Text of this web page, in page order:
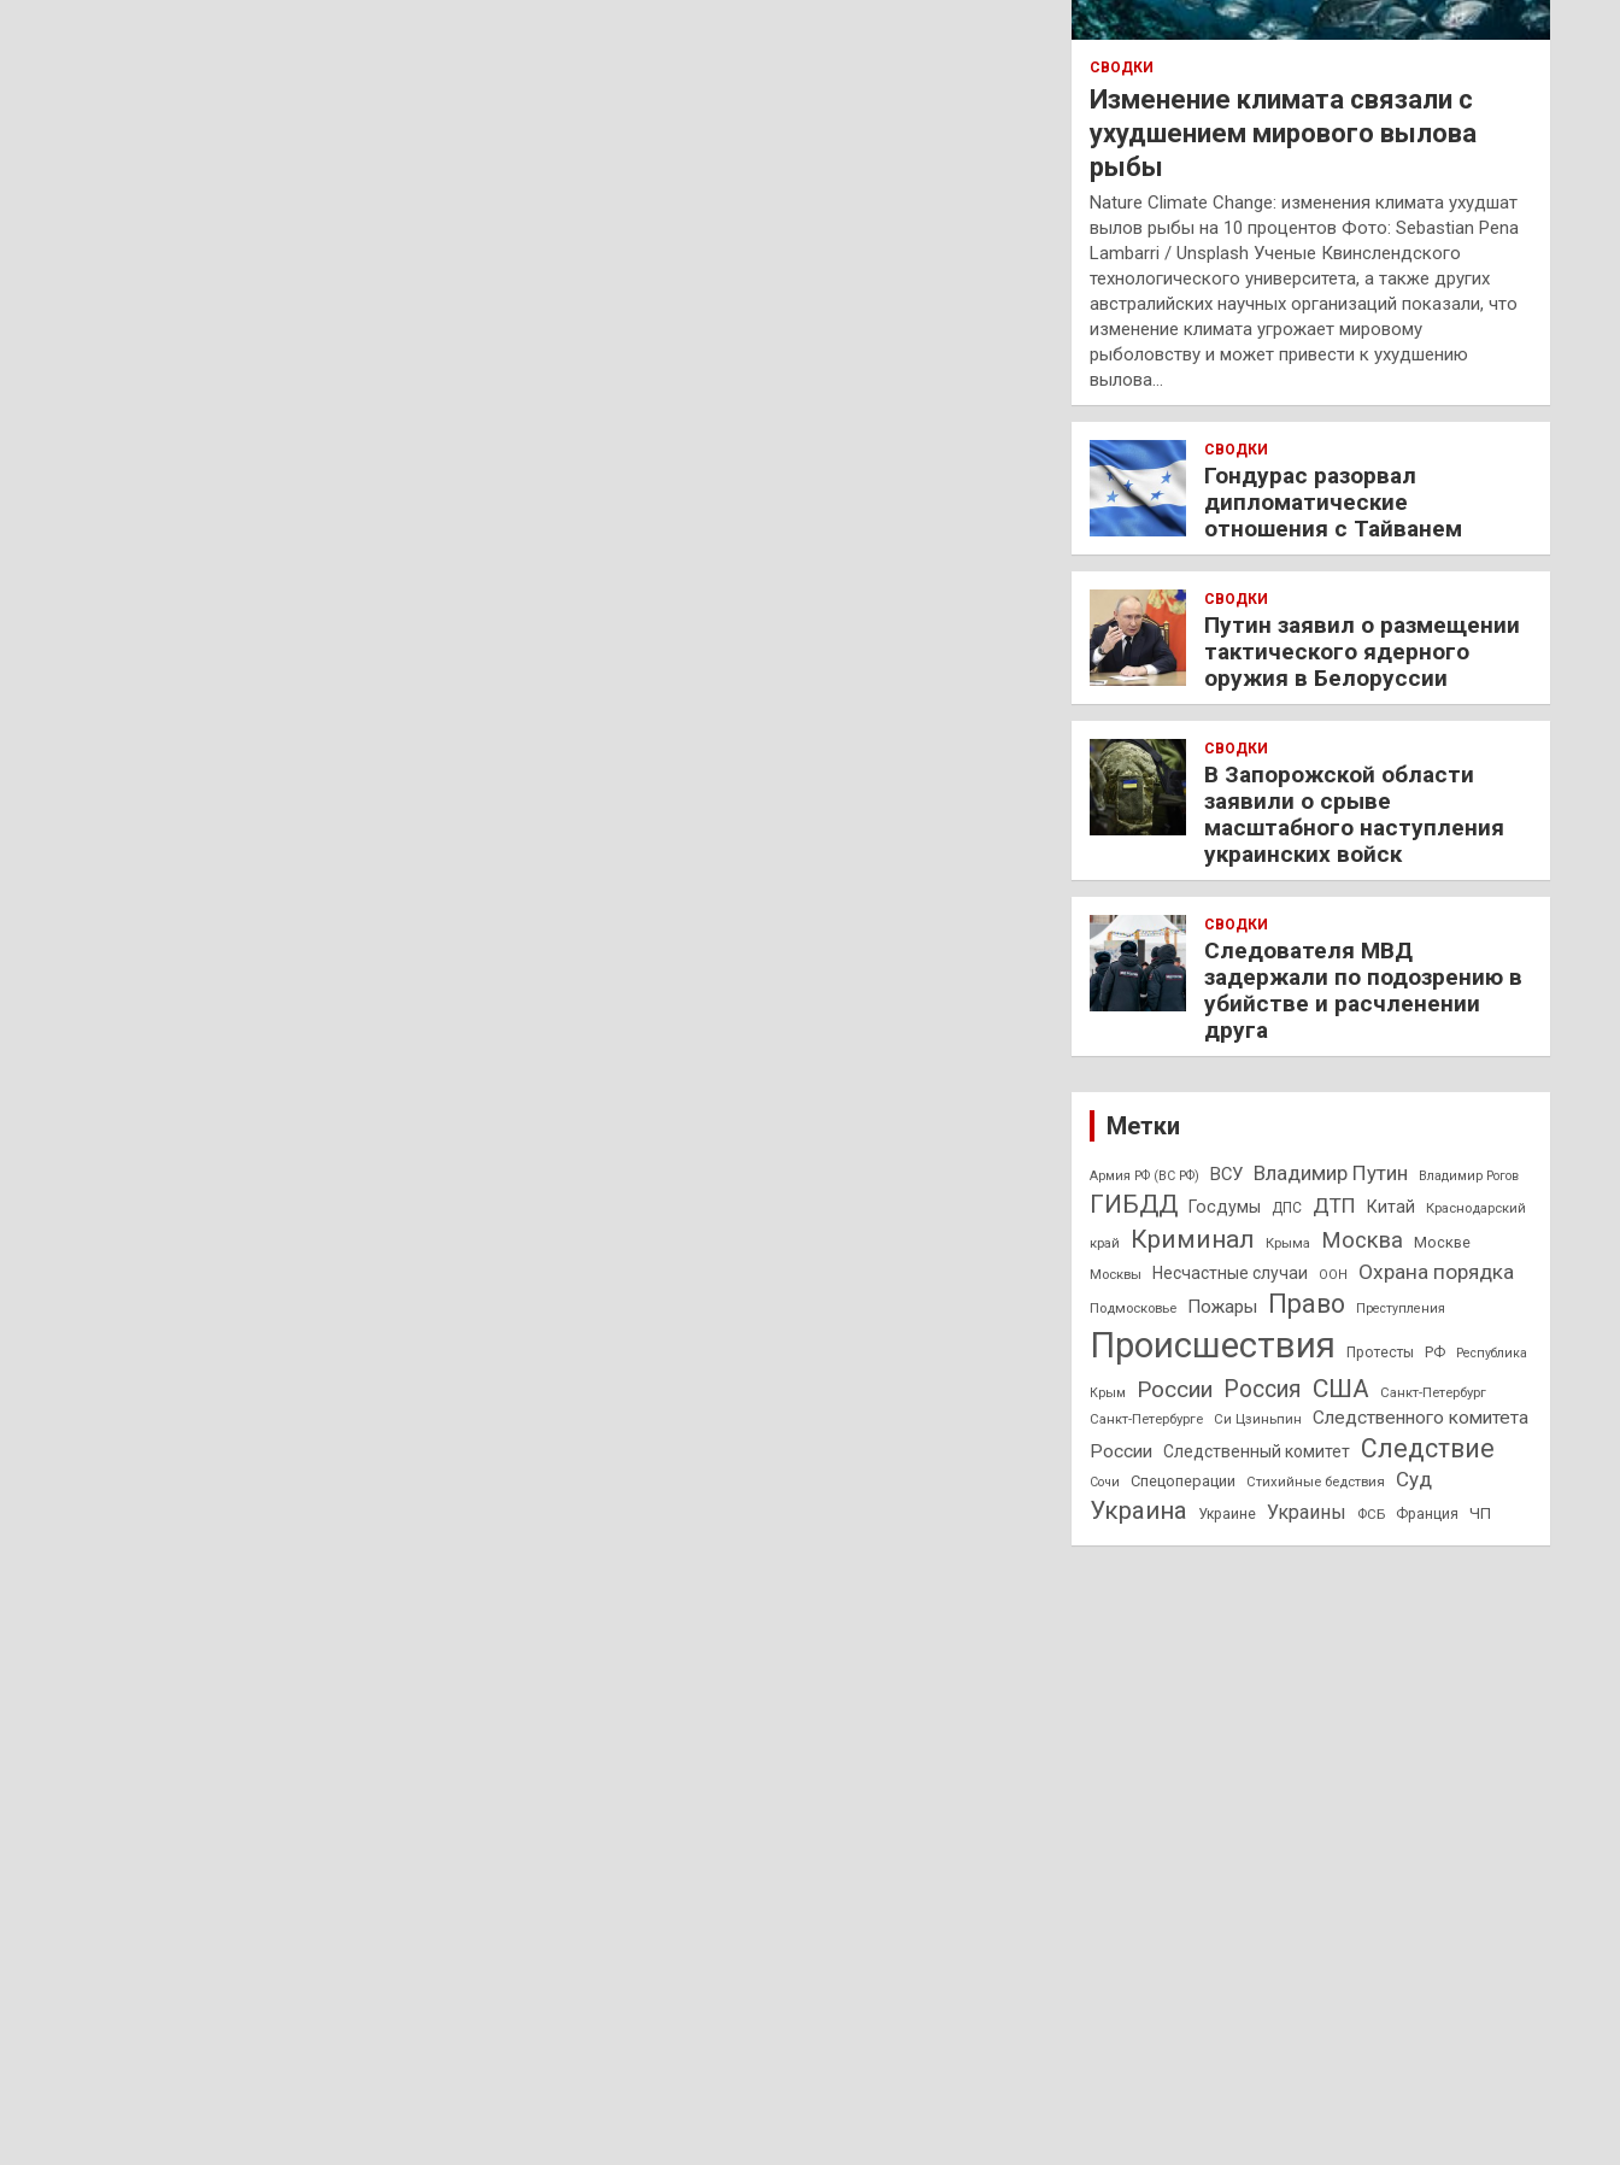
СВОДКИ
Изменение климата связали с
ухудшением мирового вылова
рыбы
Nature Climate Change: изменения климата ухудшат
вылов рыбы на 10 процентов Фото: Sebastian Pena
Lambarri / Unsplash Ученые Квинслендского
технологического университета, а также других
австралийских научных организаций показали, что
изменение климата угрожает мировому
рыболовству и может привести к ухудшению
вылова…
СВОДКИ
Гондурас разорвал
дипломатические
отношения с Тайванем
СВОДКИ
Путин заявил о размещении
тактического ядерного
оружия в Белоруссии
СВОДКИ
В Запорожской области
заявили о срыве
масштабного наступления
украинских войск
СВОДКИ
Следователя МВД
задержали по подозрению в
убийстве и расчленении
друга
Метки
Армия РФ (ВС РФ) ВСУ Владимир Путин Владимир Рогов
ГИБДД Госдумы ДПС ДТП Китай Краснодарский
край Криминал Крыма Москва Москве
Москвы Несчастные случаи ООН Охрана порядка
Подмосковье Пожары Право Преступления
Происшествия Протесты РФ Республика
Крым России Россия США
Санкт-Петербург
Санкт-Петербурге
Си Цзиньпин
Следственного комитета
России
Следственный комитет Следствие
Сочи Спецоперации Стихийные бедствия Суд
Украина Украине Украины ФСБ Франция ЧП